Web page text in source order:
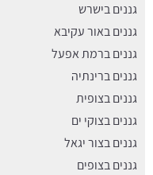
גננים בישרש
גננים באור עקיבא
גננים ברמת אפעל
גננים ברינתיה
גננים בצופית
גננים בצוקי ים
גננים בצור יגאל
גננים בצופים